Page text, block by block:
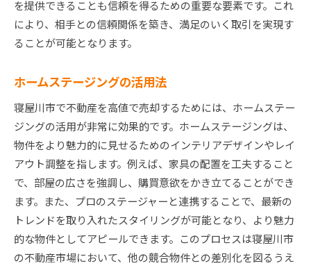
を提供できることも信頼を得るための重要な要素です。これ
により、相手との信頼関係を築き、満足のいく取引を実現す
ることが可能となります。
ホームステージングの活用法
寝屋川市で不動産を高値で売却するためには、ホームステー
ジングの活用が非常に効果的です。ホームステージングは、
物件をより魅力的に見せるためのインテリアデザインやレイ
アウト調整を指します。例えば、家具の配置を工夫すること
で、部屋の広さを強調し、購買意欲をかき立てることができ
ます。また、プロのステージャーと連携することで、最新の
トレンドを取り入れたスタイリングが可能となり、より魅力
的な物件としてアピールできます。このプロセスは寝屋川市
の不動産市場において、他の競合物件との差別化を図るうえ